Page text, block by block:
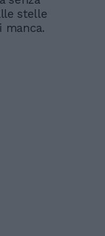
stelle
manca.